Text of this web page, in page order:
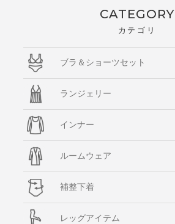
CATEGORY
カテゴリ
ブラ＆ショーツセット
ランジェリー
インナー
ルームウェア
補整下着
レッグアイテム